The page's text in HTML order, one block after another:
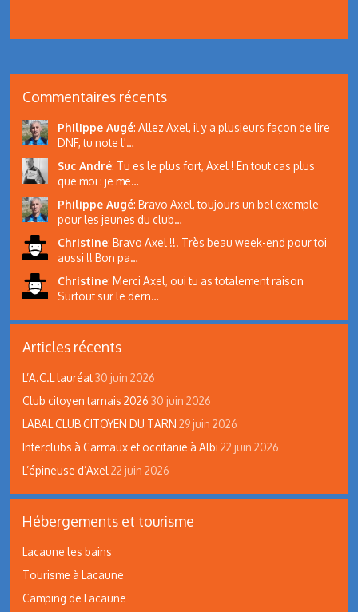
Commentaires récents
Philippe Augé: Allez Axel, il y a plusieurs façon de lire
DNF, tu note l'…
Suc André: Tu es le plus fort, Axel ! En tout cas plus
que moi : je me…
Philippe Augé: Bravo Axel, toujours un bel exemple
pour les jeunes du club…
Christine: Bravo Axel !!! Très beau week-end pour toi
aussi !! Bon pa…
Christine: Merci Axel, oui tu as totalement raison
Surtout sur le dern…
Articles récents
L’A.C.L lauréat 30 juin 2026
Club citoyen tarnais 2026 30 juin 2026
LABAL CLUB CITOYEN DU TARN 29 juin 2026
Interclubs à Carmaux et occitanie à Albi 22 juin 2026
L’épineuse d’Axel 22 juin 2026
Hébergements et tourisme
Lacaune les bains
Tourisme à Lacaune
Camping de Lacaune